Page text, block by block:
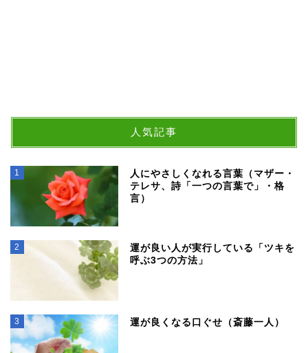
人気記事
1
人にやさしくなれる言葉（マザー・
テレサ、詩「一つの言葉で」・格
言）
2
運が良い人が実行している「ツキを
呼ぶ3つの方法」
3 運が良くなる口ぐせ（斎藤一人）